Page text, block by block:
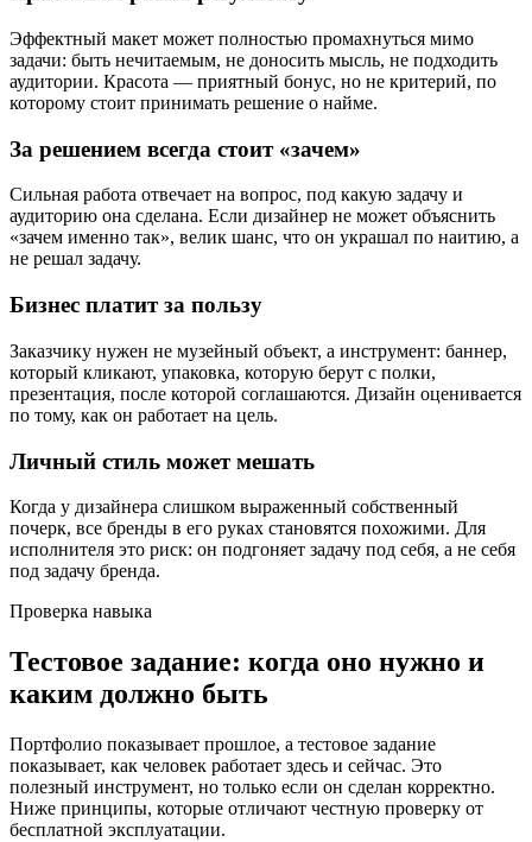
Эффектный макет может полностью промахнуться мимо
задачи: быть нечитаемым, не доносить мысль, не подходить
аудитории. Красота — приятный бонус, но не критерий, по
которому стоит принимать решение о найме.
За решением всегда стоит «зачем»
Сильная работа отвечает на вопрос, под какую задачу и
аудиторию она сделана. Если дизайнер не может объяснить
«зачем именно так», велик шанс, что он украшал по наитию, а
не решал задачу.
Бизнес платит за пользу
Заказчику нужен не музейный объект, а инструмент: баннер,
который кликают, упаковка, которую берут с полки,
презентация, после которой соглашаются. Дизайн оценивается
по тому, как он работает на цель.
Личный стиль может мешать
Когда у дизайнера слишком выраженный собственный
почерк, все бренды в его руках становятся похожими. Для
исполнителя это риск: он подгоняет задачу под себя, а не себя
под задачу бренда.
Проверка навыка
Тестовое задание: когда оно нужно и
каким должно быть
Портфолио показывает прошлое, а тестовое задание
показывает, как человек работает здесь и сейчас. Это
полезный инструмент, но только если он сделан корректно.
Ниже принципы, которые отличают честную проверку от
бесплатной эксплуатации.